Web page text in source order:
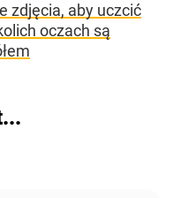
zdjęcia, aby uczcić
oczach są